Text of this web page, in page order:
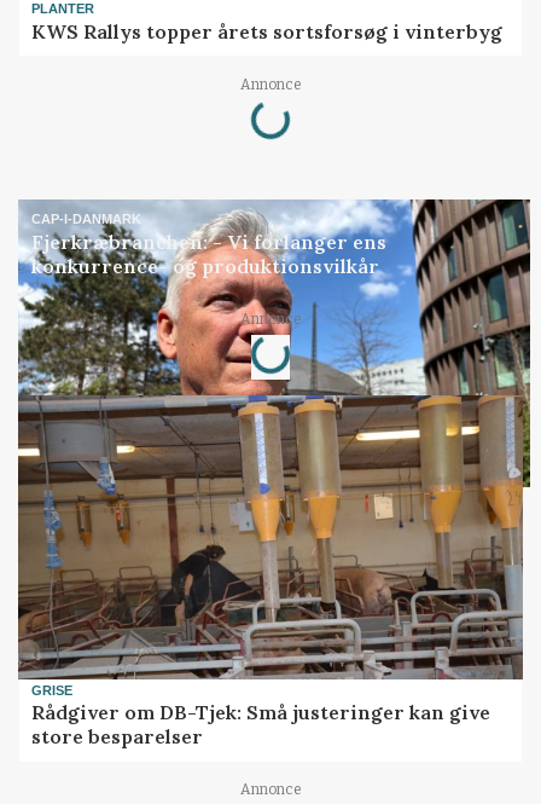
PLANTER
KWS Rallys topper årets sortsforsøg i vinterbyg
Annonce
Loading...
CAP-I-DANMARK
Fjerkræbranchen: - Vi forlanger ens
konkurrence- og produktionsvilkår
Annonce
Loading...
GRISE
Rådgiver om DB-Tjek: Små justeringer kan give
store besparelser
Annonce